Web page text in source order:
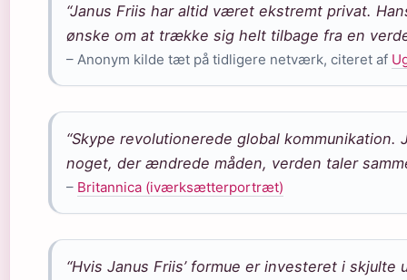
“Janus Friis har altid været ekstremt privat.
ønske om at trække sig helt tilbage fra en
– Anonym kilde tæt på tidligere netværk, citeret af
“Skype revolutionerede global
noget, der ændrede måden, verden taler
– Britannica (iværksætterportræt)
“Hvis Janus Friis’ formue er investeret i